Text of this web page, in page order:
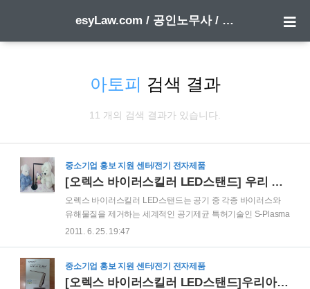
esyLaw.com / 공인노무사 / 행정사 한 방에 합격하기
아토피 검색 결과
11 개의 검색 결과가 있습니다.
중소기업 홍보 지원 센터/전기 전자제품
[오렉스 바이러스킬러 LED스탠드] 우리 아이 건강에 확실한 효과가 있는 최고의 LED 스탠드
오렉스 바이러스킬러 LED스탠드는 공기 중 각종 바이러스와
유해물질을 제거하는 세계적인 공기제균 특허기술인 S-Plasma
ion 기술을 채용한 제품입니다. 물론 기본적으로 친환경 미래 광
충실한 제품입니다. 즉, 오렉스 바이러스킬러 LED스탠드는 눈
을 피로하게 하는 자외선이 없고, 빛 떨림 현상이 없어 자녀의
2011. 6. 25. 19:47
중소기업 홍보 지원 센터/전기 전자제품
[오렉스 바이러스킬러 LED스탠드]우리아이의 건강을 위한 차별화된 LED 스탠드